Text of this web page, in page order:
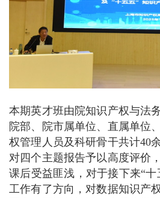
本期英才班由院知识产权与法
院部、院市属单位、直属单位
权管理人员及科研骨干共计40
对四个主题报告予以高度评价
课后受益匪浅，对于接下来“
工作有了方向，对数据知识产